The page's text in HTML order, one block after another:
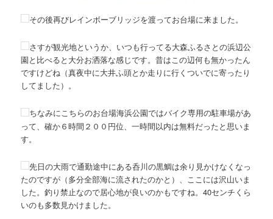
その後再びレインボーブリッジを渡ってお台場に来ました。
さすが観光地というか、いつも行ってる大森ふるさとの浜辺公
園と比べると大分お洒落な感じです。昔はこの辺何も無かったん
ですけどね（真夜中に大井ふ頭とか走りに行くついでに寄ったり
してました）。
ちなみにこちらのお台場海浜公園ではバイク専用の駐車場があ
って、確か６時間２００円位、一時間以内は無料だったと思いま
す。
先日の大雨で通勤途中にある呑川の黒鯛は余り見かけなくなっ
たのですが（多分全部海に流されたのかと）、ここには沢山いま
した。釣り禁止なので居心地が良いのかもですね。40センチくら
いのも多数見かけました。